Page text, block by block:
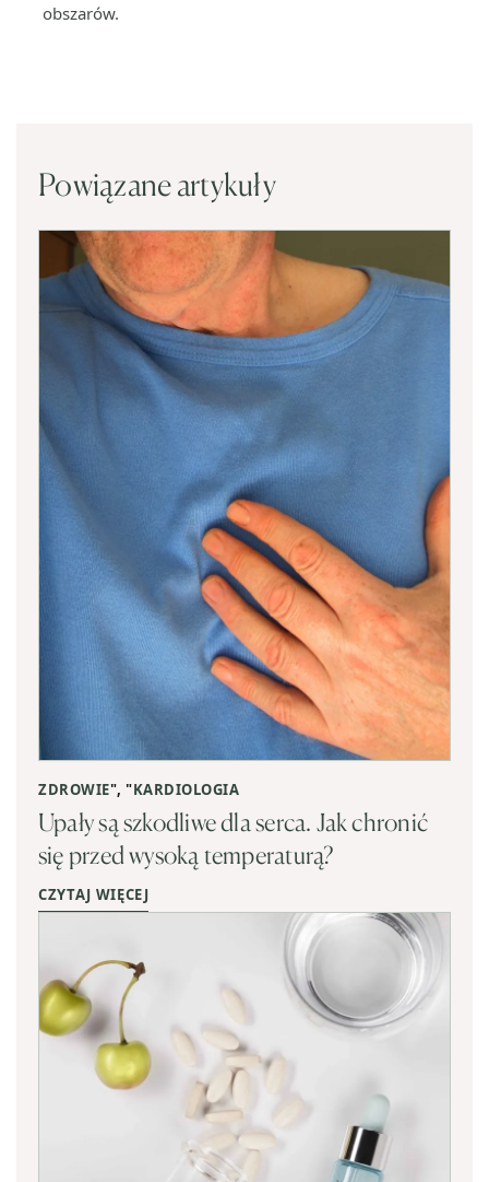
obszarów.
Powiązane artykuły
ZDROWIE", "KARDIOLOGIA
Upały są szkodliwe dla serca. Jak chronić
się przed wysoką temperaturą?
CZYTAJ WIĘCEJ